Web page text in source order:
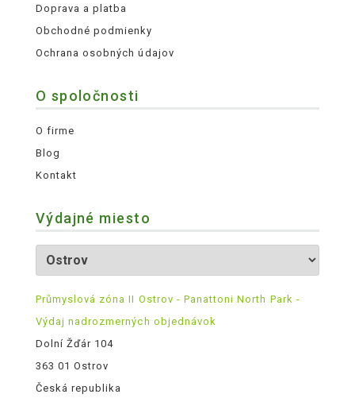
Doprava a platba
Obchodné podmienky
Ochrana osobných údajov
O spoločnosti
O firme
Blog
Kontakt
Výdajné miesto
Průmyslová zóna II Ostrov - Panattoni North Park -
Výdaj nadrozmerných objednávok
Dolní Žďár 104
363 01 Ostrov
Česká republika